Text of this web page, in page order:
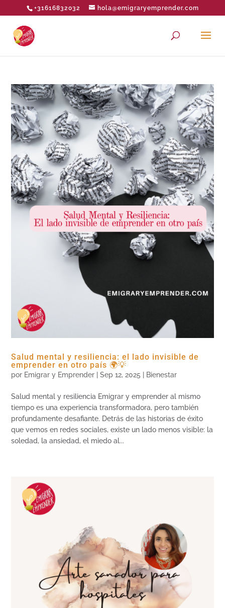
+31616832032 hola@emigraryemprender.com
Salud mental y resiliencia: el lado invisible de
emprender en otro país 🌍💡
por Emigrar y Emprender |Sep 12, 2025 Bienestar
Salud mental y resiliencia Emigrar y emprender al mismo
tiempo es una experiencia transformadora, pero también
profundamente desafiante. Detrás de las historias de éxito
que vemos en redes sociales, existe un lado menos visible: la
soledad, la ansiedad, el miedo al...